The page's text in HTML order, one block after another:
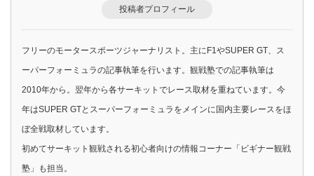
投稿者プロフィール
フリーのモータースポーツジャーナリスト。主にF1やSUPER GT、ス
ーパーフォーミュラの記事執筆を行います。観戦塾での記事執筆は
2010年から。翌年から各サーキットでレース取材を重ねています。今
年はSUPER GTとスーパーフォーミュラをメインに国内主要レースをほ
ぼ全戦取材しています。
初めてサーキット観戦される初心者向けの情報コーナー「ビギナー観戦
塾」も担当。